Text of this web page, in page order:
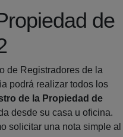
de
de Registradores de la
podrá realizar todos los
de la Propiedad de
desde su casa u oficina.
solicitar una nota simple al